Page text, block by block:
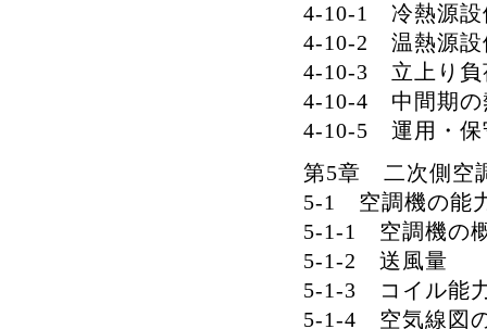
4-10-1 冷熱源設
4-10-2 温熱源設
4-10-3 立上り負
4-10-4 中間期の
4-10-5 運用・保
第5章 二次側空
5-1 空調機の能
5-1-1 空調機の
5-1-2 送風量
5-1-3 コイル能
5-1-4 空気線図